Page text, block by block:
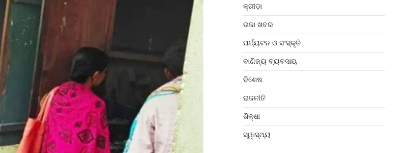
କ୍ରୀଡ଼ା
ତାଜା ଖବର
ପର୍ଯ୍ୟଟନ ଓ ସଂସ୍କୃତି
ବାଣିଜ୍ୟ ବ୍ୟବସାୟ
ବିଶେଷ
ରାଜନୀତି
ଶିକ୍ଷା
ସ୍ୱାସ୍ଥ୍ୟ